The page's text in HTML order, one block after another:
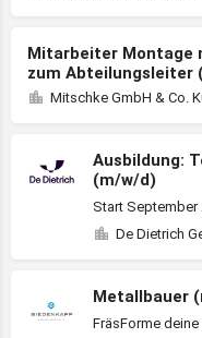
Mitarbeiter Montage
zum Abteilungsleiter
Mitschke GmbH & Co.
Ausbildung:
(m/w/d)
Start
De Dietrich
Metallbauer
FräsForme